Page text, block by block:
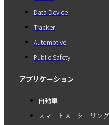
Data Device
Tracker
Automotive
Public Safety
アプリケーション
自動車
スマートメーターリング